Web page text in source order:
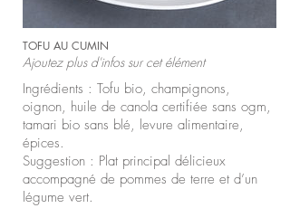
TOFU AU CUMIN
Ajoutez plus d'infos sur cet élément
Ingrédients : Tofu bio, champignons,
oignon, huile de canola certifiée sans ogm,
tamari bio sans blé, levure alimentaire,
épices.
Suggestion : Plat principal délicieux
accompagné de pommes de terre et d’un
légume vert.